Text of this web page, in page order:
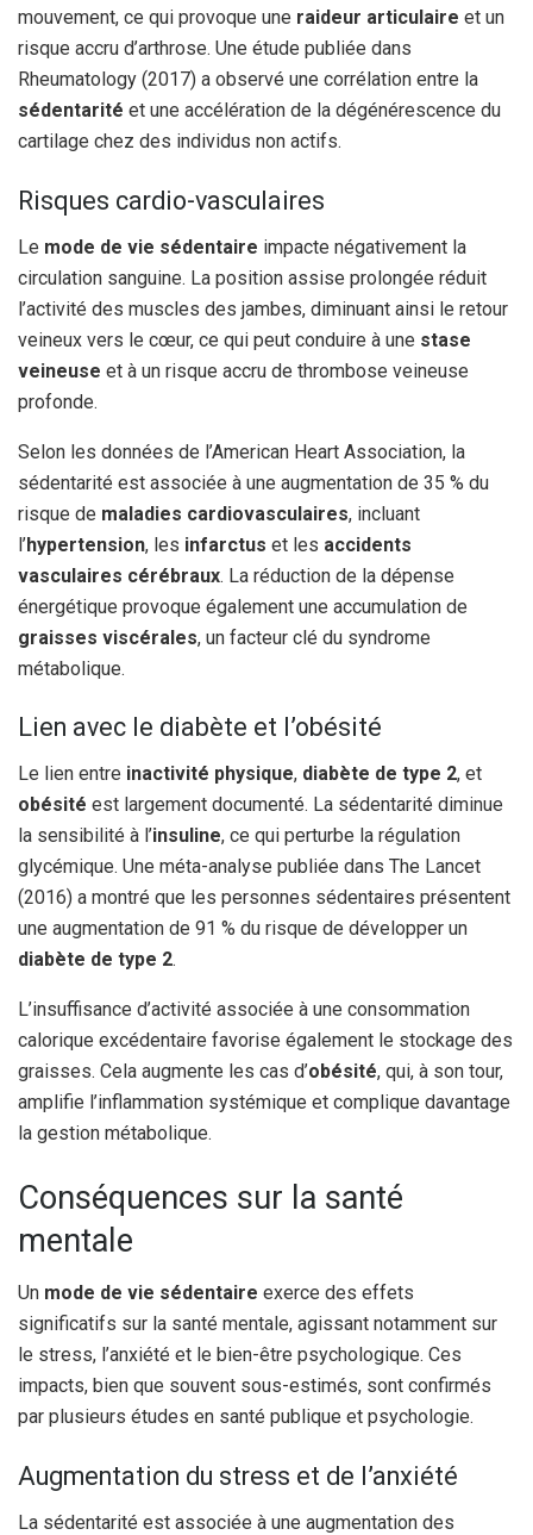
mouvement, ce qui provoque une raideur articulaire et un
risque accru d’arthrose. Une étude publiée dans
Rheumatology (2017) a observé une corrélation entre la
sédentarité et une accélération de la dégénérescence du
cartilage chez des individus non actifs.
Risques cardio-vasculaires
Le mode de vie sédentaire impacte négativement la
circulation sanguine. La position assise prolongée réduit
l’activité des muscles des jambes, diminuant ainsi le retour
veineux vers le cœur, ce qui peut conduire à une stase
veineuse et à un risque accru de thrombose veineuse
profonde.
Selon les données de l’American Heart Association, la
sédentarité est associée à une augmentation de 35 % du
risque de maladies cardiovasculaires, incluant
l’hypertension, les infarctus et les accidents
vasculaires cérébraux. La réduction de la dépense
énergétique provoque également une accumulation de
graisses viscérales, un facteur clé du syndrome
métabolique.
Lien avec le diabète et l’obésité
Le lien entre inactivité physique, diabète de type 2, et
obésité est largement documenté. La sédentarité diminue
la sensibilité à l’insuline, ce qui perturbe la régulation
glycémique. Une méta-analyse publiée dans The Lancet
(2016) a montré que les personnes sédentaires présentent
une augmentation de 91 % du risque de développer un
diabète de type 2.
L’insuffisance d’activité associée à une consommation
calorique excédentaire favorise également le stockage des
graisses. Cela augmente les cas d’obésité, qui, à son tour,
amplifie l’inflammation systémique et complique davantage
la gestion métabolique.
Conséquences sur la santé
mentale
Un mode de vie sédentaire exerce des effets
significatifs sur la santé mentale, agissant notamment sur
le stress, l’anxiété et le bien-être psychologique. Ces
impacts, bien que souvent sous-estimés, sont confirmés
par plusieurs études en santé publique et psychologie.
Augmentation du stress et de l’anxiété
La sédentarité est associée à une augmentation des